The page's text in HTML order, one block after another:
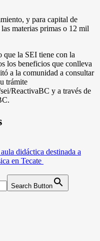
y para capital de
materias primas o 12 mil
que la SEI tiene con la
los beneficios que conlleva
a la comunidad a consultar
trámite
ReactivaBC y a través de
didáctica destinada a
en Tecate
Search Button